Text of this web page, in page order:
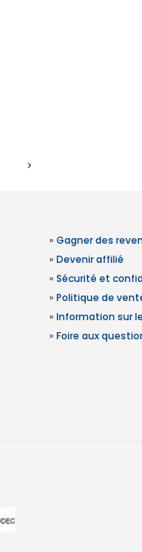
» Gagner des
» Devenir affilié
» Sécurité et
» Politique de
» Information sur
» Foire aux